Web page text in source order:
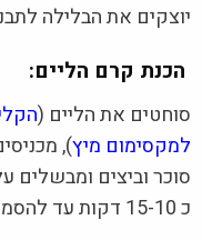
יוצקים את הבלילה
הכנת קרם הליים:
סוחטים את הליים (
למקסימום מיץ),
סוכר וביצים ומבשלים
כ 15-10 דקות עד להסמכה.